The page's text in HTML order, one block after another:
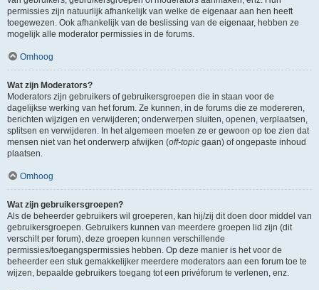
permissies zijn natuurlijk afhankelijk van welke de eigenaar aan hen heeft
toegewezen. Ook afhankelijk van de beslissing van de eigenaar, hebben ze
mogelijk alle moderator permissies in de forums.
Omhoog
Wat zijn Moderators?
Moderators zijn gebruikers of gebruikersgroepen die in staan voor de
dagelijkse werking van het forum. Ze kunnen, in de forums die ze modereren,
berichten wijzigen en verwijderen; onderwerpen sluiten, openen, verplaatsen,
splitsen en verwijderen. In het algemeen moeten ze er gewoon op toe zien dat
mensen niet van het onderwerp afwijken (off-topic gaan) of ongepaste inhoud
plaatsen.
Omhoog
Wat zijn gebruikersgroepen?
Als de beheerder gebruikers wil groeperen, kan hij/zij dit doen door middel van
gebruikersgroepen. Gebruikers kunnen van meerdere groepen lid zijn (dit
verschilt per forum), deze groepen kunnen verschillende
permissies/toegangspermissies hebben. Op deze manier is het voor de
beheerder een stuk gemakkelijker meerdere moderators aan een forum toe te
wijzen, bepaalde gebruikers toegang tot een privéforum te verlenen, enz.